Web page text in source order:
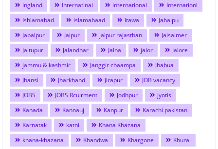
ingland
Internatinal international
Internationl
Ishlamabad
islamabaad Itawa
Jabalpu
Jabalpur
Jaipur jaipur rajasthan
Jaisalmer
Jaitupur
Jalandhar Jalna jalor
Jalore
jammu & kashmir
Janggir chaampa
Jhabua
Jhansi
Jharkhand Jirapur
JOB vacancy
JOBS
JOBS Rcuirment Jodhpur
jyotis
Kanada
Kannauj Kanpur
Karachi pakistan
Karnatak
katni
Khana Khazana
khana-khazana
Khandwa Khargone
Khurai